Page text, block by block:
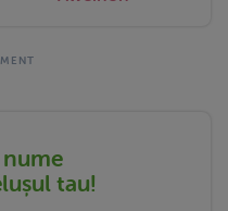
tau!